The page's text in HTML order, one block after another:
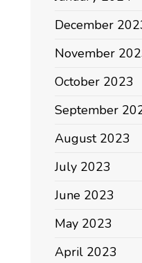
December
November
October 2023
September
August 2023
July 2023
June 2023
May 2023
April 2023